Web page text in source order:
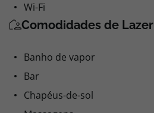
Wi-Fi
Comodidades de Lazer
Banho de vapor
Bar
Chapéus-de-sol